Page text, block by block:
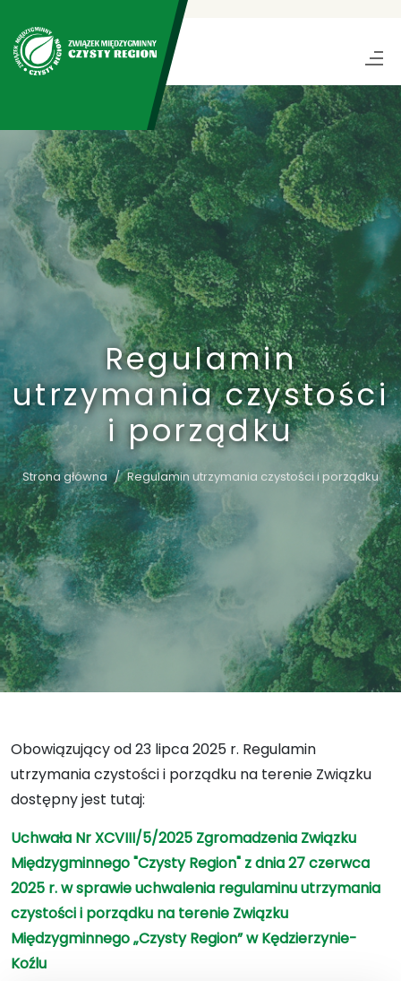
Regulamin
utrzymania czystości
i porządku
Strona główna Regulamin utrzymania czystości i porządku
Obowiązujący od 23 lipca 2025 r. Regulamin
utrzymania czystości i porządku na terenie Związku
dostępny jest tutaj:
Uchwała Nr XCVIII/5/2025 Zgromadzenia Związku
Międzygminnego "Czysty Region" z dnia 27 czerwca
2025 r. w sprawie uchwalenia regulaminu utrzymania
czystości i porządku na terenie Związku
Międzygminnego „Czysty Region” w Kędzierzynie-
Koźlu